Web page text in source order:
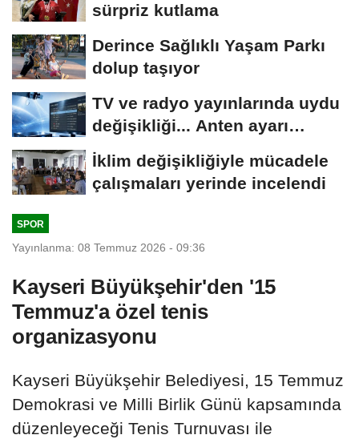
sürpriz kutlama
Derince Sağlıklı Yaşam Parkı
dolup taşıyor
TV ve radyo yayınlarında uydu
değişikliği... Anten ayarı
gerekmeyecek!
İklim değişikliğiyle mücadele
çalışmaları yerinde incelendi
SPOR
Yayınlanma: 08 Temmuz 2026 - 09:36
Kayseri Büyükşehir'den '15
Temmuz'a özel tenis
organizasyonu
Kayseri Büyükşehir Belediyesi, 15 Temmuz
Demokrasi ve Milli Birlik Günü kapsamında
düzenleyeceği Tenis Turnuvası ile